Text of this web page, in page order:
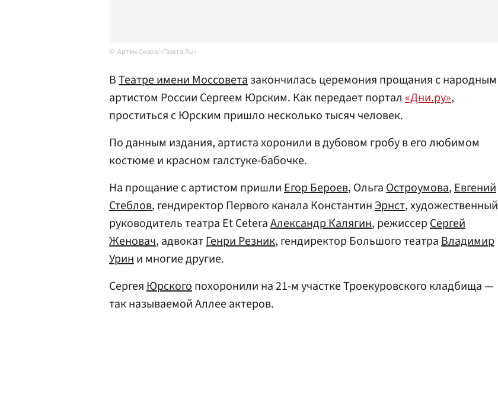
Артем Сизов/«Газета.Ru»
ВТеатре имени Моссоветазакончилась церемония прощания с народным
артистом России Сергеем Юрским. Как передает портал «Дни.ру»,
проститься с Юрским пришло несколько тысяч человек.
По данным издания, артиста хоронили в дубовом гробу в его любимом
костюме и красном галстуке-бабочке.
На прощание с артистом пришлиЕгор Бероев, ОльгаОстроумова,Евгений
Стеблов, гендиректор Первого канала КонстантинЭрнст, художественный
руководитель театра Et CeteraАлександр Калягин, режиссерСергей
Женовач, адвокатГенри Резник, гендиректор Большого театраВладимир
Урини многие другие.
СергеяЮрскогопохоронили на 21-м участке Троекуровского кладбища —
так называемой Аллее актеров.